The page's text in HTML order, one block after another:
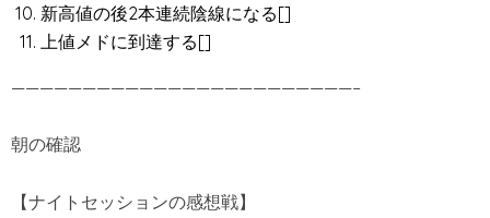
新高値の後2本連続陰線になる[]
上値メドに到達する[]
————————————————————————–
朝の確認
【ナイトセッションの感想戦】